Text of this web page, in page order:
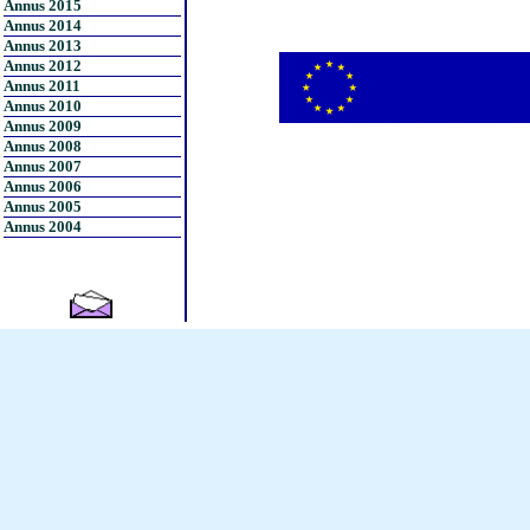
Annus 2015
Annus 2014
Annus 2013
Annus 2012
Annus 2011
Annus 2010
Annus 2009
Annus 2008
Annus 2007
Annus 2006
Annus 2005
Annus 2004